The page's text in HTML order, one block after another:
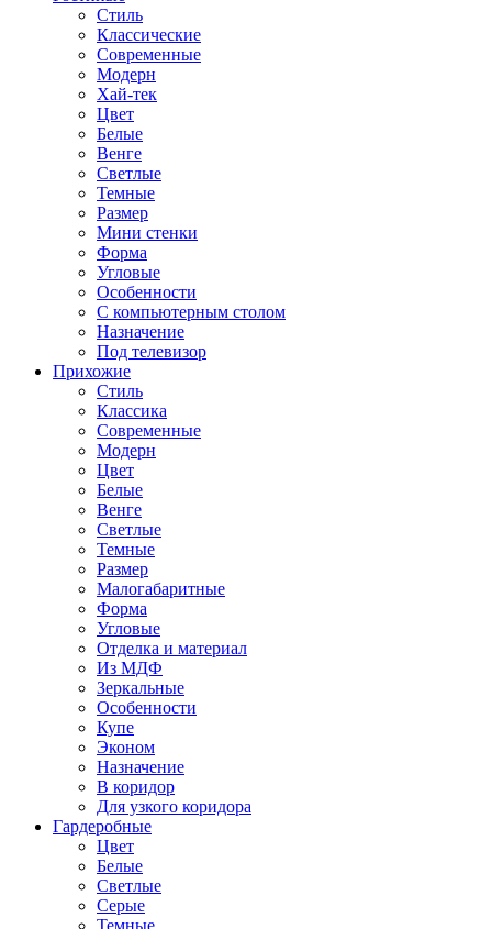
Стиль
Классические
Современные
Модерн
Хай-тек
Цвет
Белые
Венге
Светлые
Темные
Размер
Мини стенки
Форма
Угловые
Особенности
С компьютерным столом
Назначение
Под телевизор
Прихожие
Стиль
Классика
Современные
Модерн
Цвет
Белые
Венге
Светлые
Темные
Размер
Малогабаритные
Форма
Угловые
Отделка и материал
Из МДФ
Зеркальные
Особенности
Купе
Эконом
Назначение
В коридор
Для узкого коридора
Гардеробные
Цвет
Белые
Светлые
Серые
Темные